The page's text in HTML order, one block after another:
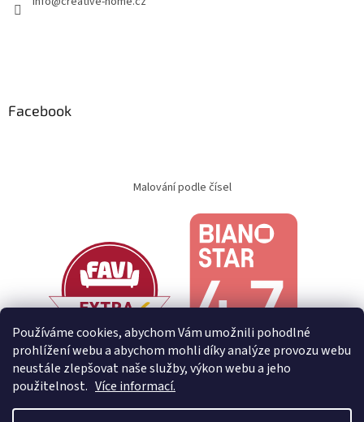
Používáme cookies, abychom Vám umožnili pohodlné
prohlížení webu a abychom mohli díky analýze provozu webu
neustále zlepšovat naše služby, výkon webu a jeho
použitelnost. Více informací.
Facebook
Malování podle čísel